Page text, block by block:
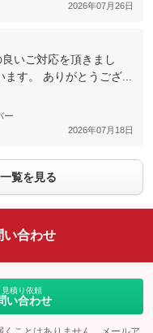
2026年07月26日
いご対応を頂きまし
す。 ありがとうござ...
ー
2026年07月18日
覧を見る
い合わせ
見積り依頼
い合わせ